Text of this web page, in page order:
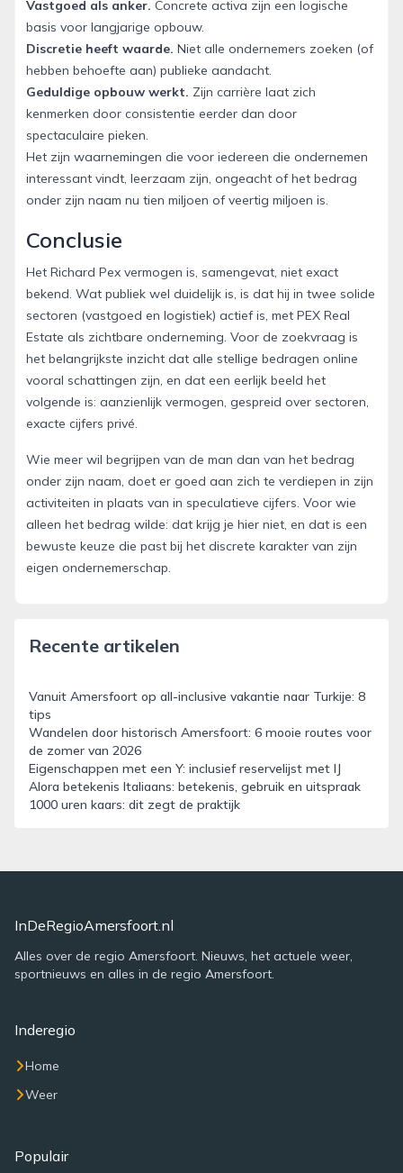
Vastgoed als anker. Concrete activa zijn een logische
basis voor langjarige opbouw.
Discretie heeft waarde. Niet alle ondernemers zoeken (of
hebben behoefte aan) publieke aandacht.
Geduldige opbouw werkt. Zijn carrière laat zich
kenmerken door consistentie eerder dan door
spectaculaire pieken.
Het zijn waarnemingen die voor iedereen die ondernemen
interessant vindt, leerzaam zijn, ongeacht of het bedrag
onder zijn naam nu tien miljoen of veertig miljoen is.
Conclusie
Het Richard Pex vermogen is, samengevat, niet exact
bekend. Wat publiek wel duidelijk is, is dat hij in twee solide
sectoren (vastgoed en logistiek) actief is, met PEX Real
Estate als zichtbare onderneming. Voor de zoekvraag is
het belangrijkste inzicht dat alle stellige bedragen online
vooral schattingen zijn, en dat een eerlijk beeld het
volgende is: aanzienlijk vermogen, gespreid over sectoren,
exacte cijfers privé.
Wie meer wil begrijpen van de man dan van het bedrag
onder zijn naam, doet er goed aan zich te verdiepen in zijn
activiteiten in plaats van in speculatieve cijfers. Voor wie
alleen het bedrag wilde: dat krijg je hier niet, en dat is een
bewuste keuze die past bij het discrete karakter van zijn
eigen ondernemerschap.
Recente artikelen
Vanuit Amersfoort op all-inclusive vakantie naar Turkije: 8
tips
Wandelen door historisch Amersfoort: 6 mooie routes voor
de zomer van 2026
Eigenschappen met een Y: inclusief reservelijst met IJ
Alora betekenis Italiaans: betekenis, gebruik en uitspraak
1000 uren kaars: dit zegt de praktijk
InDeRegioAmersfoort.nl
Alles over de regio Amersfoort. Nieuws, het actuele weer,
sportnieuws en alles in de regio Amersfoort.
Inderegio
Home
Weer
Populair